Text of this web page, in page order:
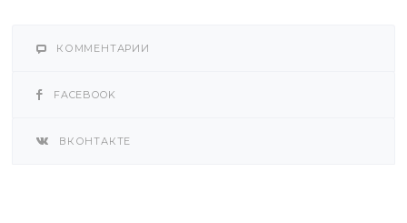
КОММЕНТАРИИ
FACEBOOK
ВКОНТАКТЕ